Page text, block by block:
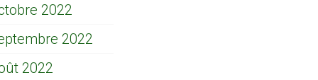
2022
2022
2022